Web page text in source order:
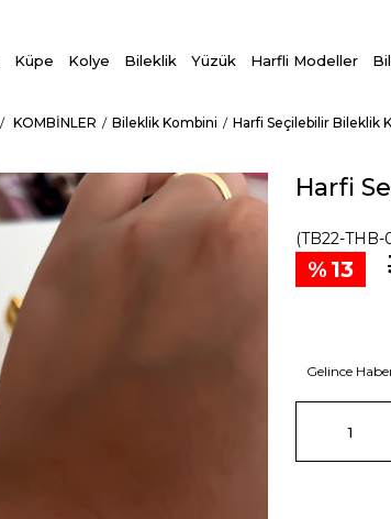
Küpe Kolye Bileklik Yüzük Harfli Modeller
KOMBİNLER Bileklik Kombini
Harfi Seçilebilir Bileklik
Harfi
(TB22-THB-
13
Gelince